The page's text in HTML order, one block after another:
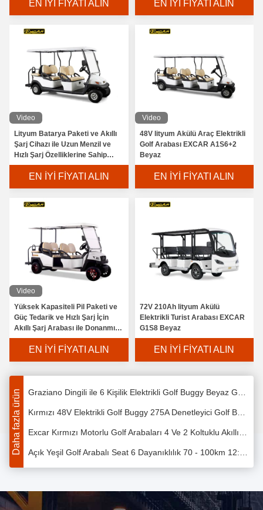
EN İYI FIYATI ALIN EN İYI FIYATI ALIN
Video
Lityum Batarya Paketi ve Akıllı
Şarj Cihazı ile Uzun Menzil ve
Hızlı Şarj Özelliklerine Sahip
Elektrikli Golf Arabaları
EN İYI FIYATI ALIN
Video
48V lityum Akülü Araç Elektrikli
Golf Arabası EXCAR A1S6+2
Beyaz
EN İYI FIYATI ALIN
Video
Yüksek Kapasiteli Pil Paketi ve
Güç Tedarik ve Hızlı Şarj İçin
Akıllı Şarj Arabası ile Donanmış
Elektrikli Golf Arabaları
EN İYI FIYATI ALIN
72V 210Ah lityum Akülü
Elektrikli Turist Arabası EXCAR
G1S8 Beyaz
EN İYI FIYATI ALIN
Daha fazla ürün
Caddy Plate ile Excar Mini 2 Kişi İkinci El Golf Otomobil 48V Trojan Pil
Trojan Pil Curtis Controller ile 8 Yolcu Elektrikli Gezi Araba
Dikkatli Işık Seyir Aracı için 4 Kişilik Elektrikli Golf Sepeti
Alüminyum 6 Yolcu Golf Sepeti Wirh Beyaz Veya Özel Gövde Rengi
6 Kişi Kullanılmış Elektrikli Golf Arabaları Alüminyum Kullanılmış Kulüp Araba Elektrik Golf Cart